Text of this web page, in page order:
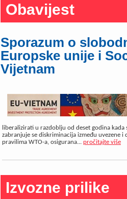
Obavijest
Sporazum o
Europske unije i
Vijetnam
liberalizirati u razdoblju od deset godina
zabranjuje se diskriminacija između uvezene
pravilima WTO-a, osigurana... pročitajte više
Izvozne prilike